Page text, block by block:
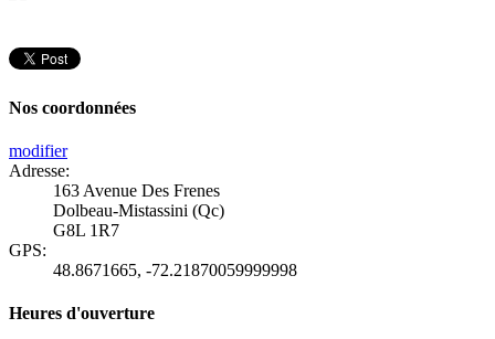
Nos coordonnées
modifier
Adresse:
163 Avenue Des Frenes
Dolbeau-Mistassini (Qc)
G8L 1R7
GPS:
48.8671665, -72.21870059999998
Heures d'ouverture